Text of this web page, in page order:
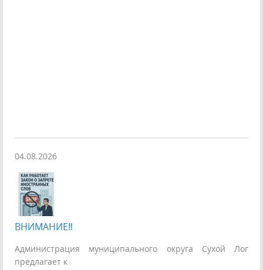
04.08.2026
ВНИМАНИЕ‼
Администрация муниципального округа Сухой Лог
предлагает к